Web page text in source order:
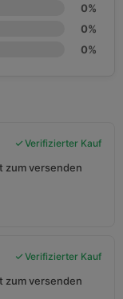
0%
0%
0%
Verifizierter Kauf
zum versenden
Verifizierter Kauf
zum versenden